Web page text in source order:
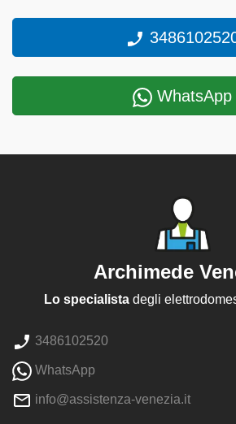
WhatsApp
Archimede
Lo specialistadegli
3486102520
WhatsApp
info@assistenza-venezia.it